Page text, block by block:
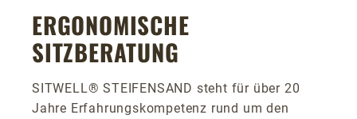
ERGONOMISCHE
SITZBERATUNG
SITWELL® STEIFENSAND steht für über 20
Jahre Erfahrungskompetenz rund um den